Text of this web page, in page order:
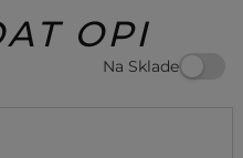
OPI
Na Sklade